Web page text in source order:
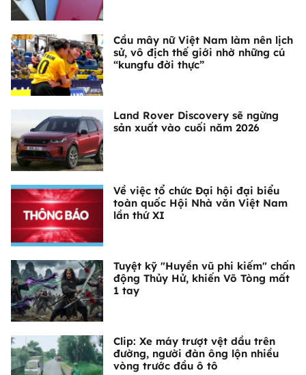
Cầu mây nữ Việt Nam làm nên lịch
sử, vô địch thế giới nhờ những cú
“kungfu đời thực”
Land Rover Discovery sẽ ngừng
sản xuất vào cuối năm 2026
Về việc tổ chức Đại hội đại biểu
toàn quốc Hội Nhà văn Việt Nam
lần thứ XI
Tuyệt kỹ "Huyền vũ phi kiếm" chấn
động Thủy Hử, khiến Võ Tòng mất
1 tay
Clip: Xe máy trượt vệt dầu trên
đường, người đàn ông lộn nhiều
vòng trước đầu ô tô